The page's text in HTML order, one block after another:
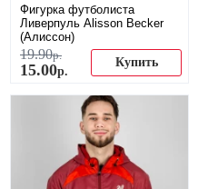
Фигурка футболиста
Ливерпуль Alisson Becker
(Алиссон)
19.90р.
15.00р.
Купить